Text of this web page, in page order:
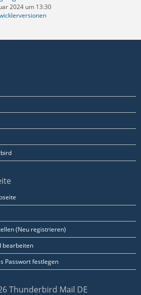
2024 um 13:30
(Neu registrieren)
bearbeiten
Passwort festlegen
Thunderbird Mail DE